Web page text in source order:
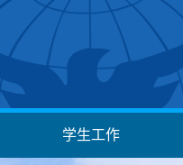
学生工作